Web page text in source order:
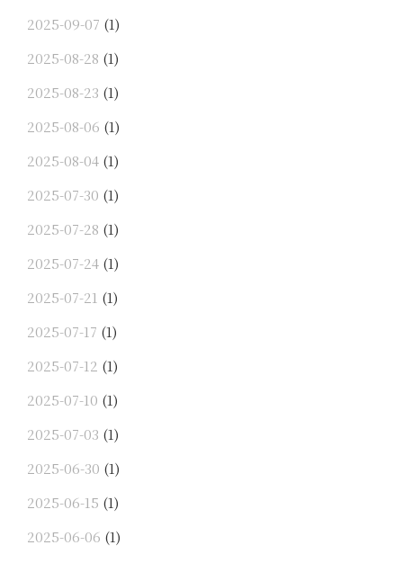
2025-09-07 (1)
2025-08-28 (1)
2025-08-23 (1)
2025-08-06 (1)
2025-08-04 (1)
2025-07-30 (1)
2025-07-28 (1)
2025-07-24 (1)
2025-07-21 (1)
2025-07-17 (1)
2025-07-12 (1)
2025-07-10 (1)
2025-07-03 (1)
2025-06-30 (1)
2025-06-15 (1)
2025-06-06 (1)